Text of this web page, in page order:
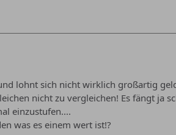
lohnt sich nicht wirklich großartig
nicht zu vergleichen! Es fängt ja
einzustufen....
was es einem wert ist!?